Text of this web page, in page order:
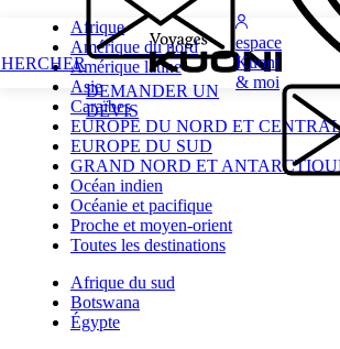
DEMANDER UN
DEVIS
espace
Kuoni
& moi
Afrique
Amérique du nord
Amérique latine
Asie
Caraïbes
EUROPE DU NORD ET
EUROPE DU SUD
GRAND NORD ET
Océan indien
Océanie et pacifique
Proche et moyen-orient
Toutes les destinations
Afrique du sud
Botswana
Égypte